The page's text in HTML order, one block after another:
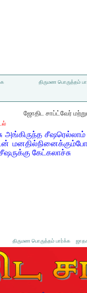
திருமண பொருத்தம்
ஜோதிட சாப்ட்வேர்
அங்கிருந்த
கேட்கலாச்சு
திருமண பொருத்தம் பார்க்க